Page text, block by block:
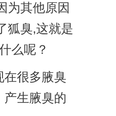
为其他原因
狐臭,这就是
么呢？
很多腋臭
产生腋臭的